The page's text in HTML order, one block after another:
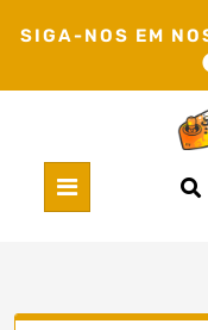
SIGA-NOS EM